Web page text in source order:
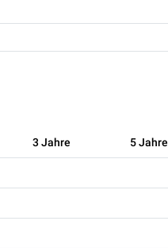
3 Jahre 5 Jahre